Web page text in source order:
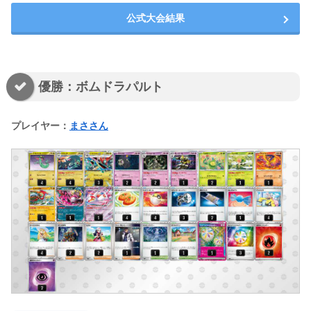
公式大会結果
優勝：ボムドラパルト
プレイヤー： まささん